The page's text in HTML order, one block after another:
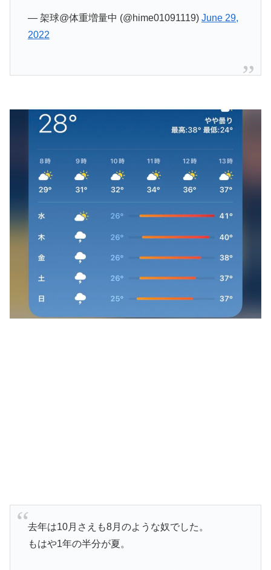
— 架球@体重増量中 (@hime01091119) June 29,
2022
去年は10月さえも8月のような奴でした。
もはや1年の半分が夏。